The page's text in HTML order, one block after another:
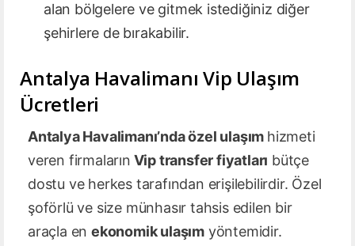
alan bölgelere ve gitmek istediğiniz diğer
şehirlere de bırakabilir.
Antalya Havalimanı Vip Ulaşım
Ücretleri
Antalya Havalimanı’nda özel ulaşım hizmeti
veren firmaların Vip transfer fiyatları bütçe
dostu ve herkes tarafından erişilebilirdir. Özel
şoförlü ve size münhasır tahsis edilen bir
araçla enekonomik ulaşım yöntemidir.